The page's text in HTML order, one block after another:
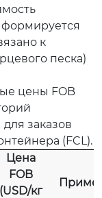
формируется
к
песка)
цены FOB
заказов
(FCL).
Цена
FOB
(USD/кг